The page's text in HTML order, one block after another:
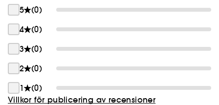
5
(0)
4
(0)
3
(0)
2
(0)
1
(0)
Villkor för publicering av recensioner